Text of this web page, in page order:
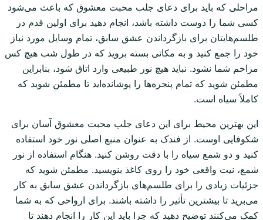
مراحلی که باید برای دعای جلب محبت معشوق که باعث می‌شود
کسی شما را دوست داشته باشد، انجام دهید برای اولین قدم در
طلسم‌هایتان برای بازگرداندن عشق سابق، تمام وسایل مورد نیاز
خود را جمع کنید و به مکانی بسته بروید که در طول شب هیچ کس
مزاحم شما نشود. نباید هیچ نور طبیعی وارد اتاق شود، بنابراین
مطمئن شوید که تمام پنجره‌ها را پوشانده‌اید تا مطمئن شوید که
کاملاً سیاه است.
این بهترین محیط برای این دعای جلب محبت معشوق آسان برای
شکوفایی اوست. از فندک به عنوان منبع اصلی نور خود استفاده
کنید و دو شمع سیاه را با دقت روشن کنید. هنگام استفاده از نور
شمع، نیت واقعی خود را روی کاغذ بنویسید. مطمئن شوید که
جزئیات زیادی را برای طلسم‌های بازگرداندن عشق سابق به کار
می‌برید تا بیشترین تأثیر را داشته باشند. برای ارواحی که به شما
کمک می‌کنند توضیح دهید که چرا باید این کار را انجام دهند تا